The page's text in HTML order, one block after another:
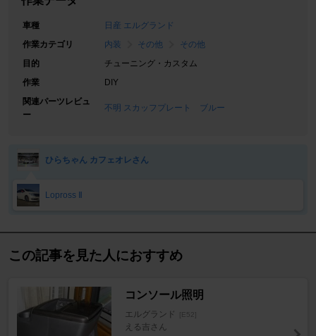
車種
日産 エルグランド
作業カテゴリ
内装 その他
その他
目的
チューニング・カスタム
作業
DIY
関連パーツレビュ
ー
不明 スカッフプレート ブルー
ひらちゃん カフェオレさん
Lopross Ⅱ
この記事を見た人におすすめ
コンソール照明
エルグランド [E52]
える吉さん